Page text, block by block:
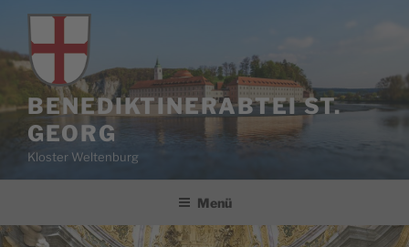
Zum
springen
BENEDIKTINERABTEI ST.
GEORG
Kloster Weltenburg
Menü